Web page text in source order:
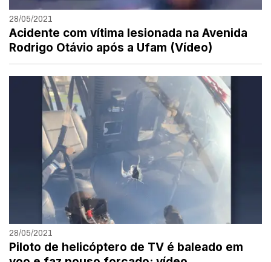
28/05/2021
Acidente com vítima lesionada na Avenida
Rodrigo Otávio após a Ufam (Vídeo)
28/05/2021
Piloto de helicóptero de TV é baleado em